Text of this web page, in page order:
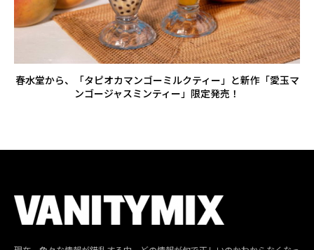
春水堂から、「タピオカマンゴーミルクティー」と新作「愛玉マ
ンゴージャスミンティー」限定発売！